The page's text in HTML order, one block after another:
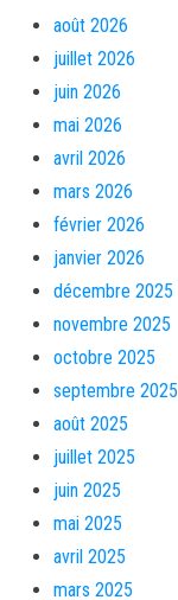
août 2026
juillet 2026
juin 2026
mai 2026
avril 2026
mars 2026
février 2026
janvier 2026
décembre 2025
novembre 2025
octobre 2025
septembre 2025
août 2025
juillet 2025
juin 2025
mai 2025
avril 2025
mars 2025